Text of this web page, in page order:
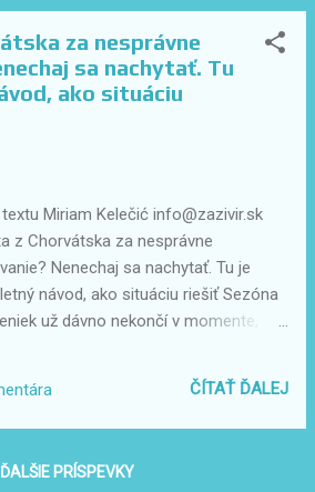
skutočným oddychom,
len ďalším stresom, tentokrát v
Ako človek, ktorý žije v Chorvátsku,
skutočne prospieva, mám v tom
aj rodiča vo väčšine prípadov lepšia,
slobodnejšia a aj zdravšia ako
v uzavretom rezorte. A tu je dôvod. 1.
= vysoká cena, nízka sloboda Rezorty
Zaplatíte veľké peniaze a na
preplnené ...
za nesprávne
sa nachytať. Tu
ako situáciu
Miriam Kelečić info@zazivir.sk
z Chorvátska za nesprávne
Nenechaj sa nachytať. Tu je
návod, ako situáciu riešiť Sezóna
už dávno nekončí v momente,
má ešte nepríjemnú dohru v
listu z Chorvátska – výzva na
pokuty za nesprávne parkovanie.
len si nezadal správne EČV , krátko
ČÍTAŤ ĎALEJ
ĎALŠIE PRÍSPEVKY